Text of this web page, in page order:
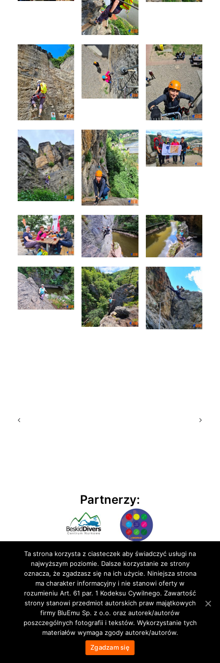
Partnerzy:
© 2020 BluEmu sp. z o.o. Wszelkie prawa zastrzeżone
Ta strona korzysta z ciasteczek aby świadczyć usługi na
najwyższym poziomie. Dalsze korzystanie ze strony
oznacza, że zgadzasz się na ich użycie. Niniejsza strona
ma charakter informacyjny i nie stanowi oferty w
rozumieniu Art. 61 par. 1 Kodeksu Cywilnego. Zawartość
strony stanowi przedmiot autorskich praw majątkowych
firmy BluEmu Sp. z o.o. oraz autorek/autorów
poszczególnych fotografii i tekstów. Wykorzystanie tych
materiałów wymaga zgody autorek/autorów.
Zgadzam się